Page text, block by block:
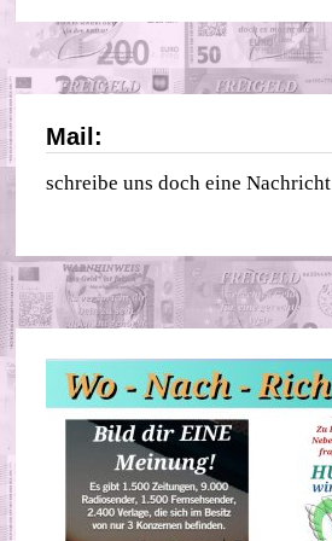
Mail:
schreibe uns doch eine Nachricht